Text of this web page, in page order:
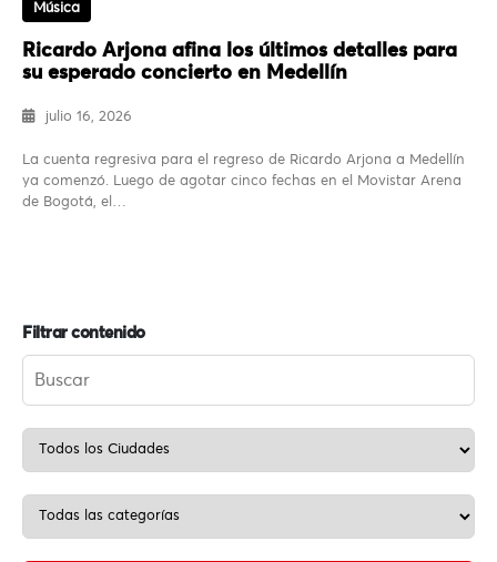
Música
Ricardo Arjona afina los últimos detalles para
su esperado concierto en Medellín
julio 16, 2026
La cuenta regresiva para el regreso de Ricardo Arjona a Medellín
ya comenzó. Luego de agotar cinco fechas en el Movistar Arena
de Bogotá, el…
Filtrar contenido